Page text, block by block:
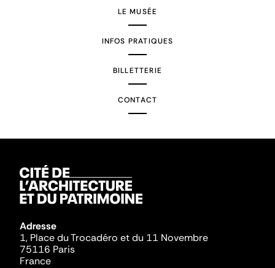
LE MUSÉE
INFOS PRATIQUES
BILLETTERIE
CONTACT
Adresse
1, Place du Trocadéro et du 11 Novembre
75116 Paris
France